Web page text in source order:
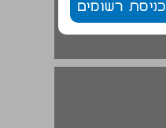
כניסת רשומים